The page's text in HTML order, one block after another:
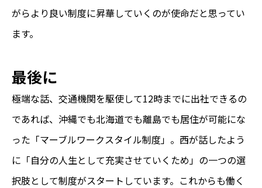
がらより良い制度に昇華していくのが使命だと思ってい
ます。
最後に
極端な話、交通機関を駆使して12時までに出社できるの
であれば、沖縄でも北海道でも離島でも居住が可能にな
った「マーブルワークスタイル制度」。西が話したよう
に「自分の人生として充実させていくため」の一つの選
択肢として制度がスタートしています。これからも働く